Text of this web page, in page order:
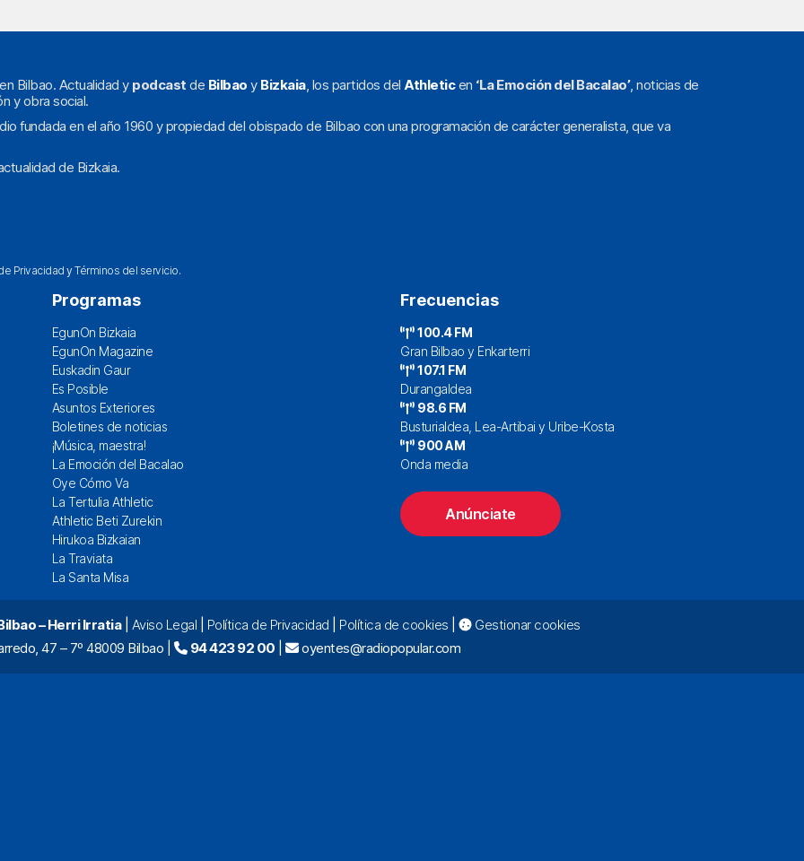
Bilbao. Actualidad y podcast de Bilbao y Bizkaia, los partidos del Athleticen ‘La Emoción del Bacalao’, noticias de
y obra social.
fundada en el año 1960 y propiedad del obispado de Bilbao con una programación de carácter generalista, que va
de Bizkaia.
PrivacidadyTérminos del servicio.
Programas
EgunOn Bizkaia
EgunOn Magazine
Euskadin Gaur
Es Posible
Asuntos Exteriores
Boletines de noticias
¡Música, maestra!
La Emoción del Bacalao
Oye Cómo Va
La Tertulia Athletic
Athletic Beti Zurekin
Hirukoa Bizkaian
La Traviata
La Santa Misa
Frecuencias
100.4 FM
Gran Bilbao y Enkarterri
107.1 FM
Durangaldea
98.6 FM
Busturialdea, Lea-Artibai y Uribe-Kosta
900 AM
Onda media
Anúnciate
– Herri Irratia| Aviso Legal Política de Privacidad Política de cookies
Gestionar cookies
47 – 7º 48009 Bilbao |
94 423 92 00 | oyentes@radiopopular.com